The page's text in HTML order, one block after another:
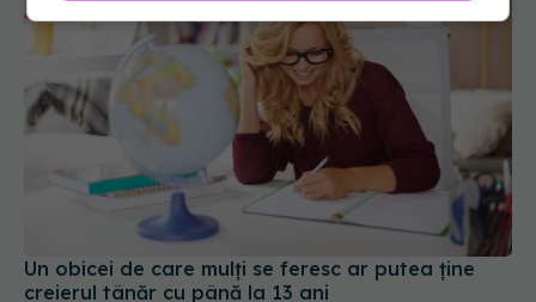
Un obicei de care mulți se feresc ar putea ține
creierul tânăr cu până la 13 ani